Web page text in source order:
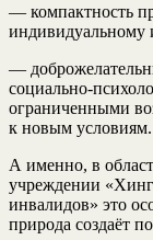
— компактность
индивидуальному
—
социально-
ограниченными
к новым условиям.
А именно, в
учреждении
инвалидов» это
природа создаёт